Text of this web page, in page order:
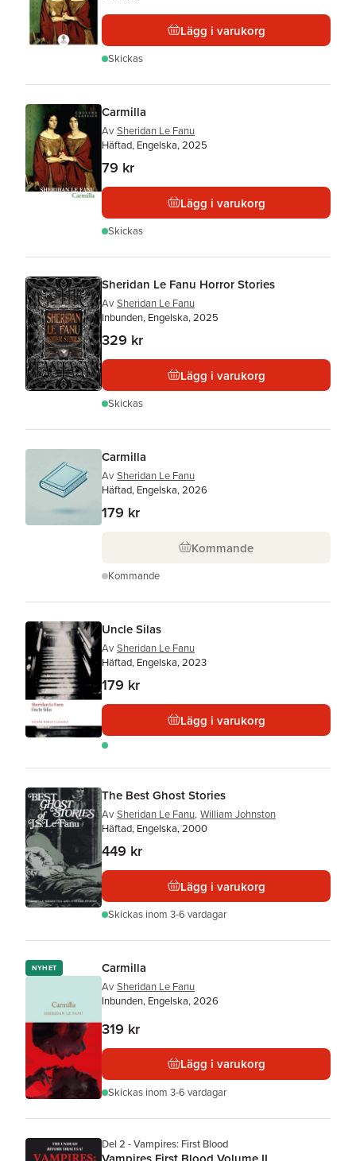
Lägg i varukorg
Skickas
Carmilla
Av Sheridan Le Fanu
Häftad, Engelska, 2025
79 kr
Lägg i varukorg
Skickas
Sheridan Le Fanu Horror Stories
Av Sheridan Le Fanu
Inbunden, Engelska, 2025
329 kr
Lägg i varukorg
Skickas
Carmilla
Av Sheridan Le Fanu
Häftad, Engelska, 2026
179 kr
Kommande
Kommande
Uncle Silas
Av Sheridan Le Fanu
Häftad, Engelska, 2023
179 kr
Lägg i varukorg
The Best Ghost Stories
Av Sheridan Le Fanu, William Johnston
Häftad, Engelska, 2000
449 kr
Lägg i varukorg
Skickas inom 3-6 vardagar
NYHET Carmilla
Av Sheridan Le Fanu
Inbunden, Engelska, 2026
319 kr
Lägg i varukorg
Skickas inom 3-6 vardagar
Del 2 - Vampires: First Blood